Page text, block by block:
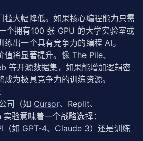
槛大幅降低。如果核心编程能力只需
个拥有100 张 GPU 的大学实验室或
出一个具有竞争力的编程 AI。
将显著提升。像 The Pile、
等开源数据集，如果能增加逻辑密
为极具竞争力的训练资源。
司（如 Cursor、Replit、
验意味着一个战略选择：
（如 GPT-4、Claude 3）还是训练